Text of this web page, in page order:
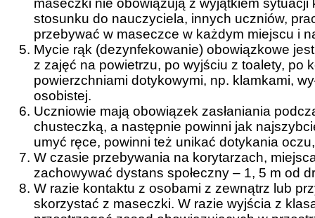
maseczki nie obowiązują z wyjątkiem
stosunku do nauczyciela, innych uczniów,
przebywać w maseczce w każdym miejscu i
Mycie rąk (dezynfekowanie) obowiązkowe
z zajęć na powietrzu, po wyjściu z toalety, po
powierzchniami dotykowymi, np. klamkami,
osobistej.
Uczniowie mają obowiązek zasłaniania
chusteczką, a następnie powinni jak
umyć ręce, powinni też unikać dotykania
W czasie przebywania na korytarzach,
zachowywać dystans społeczny – 1, 5 m od
W razie kontaktu z osobami z zewnątrz lub
skorzystać z maseczki. W razie wyjścia z